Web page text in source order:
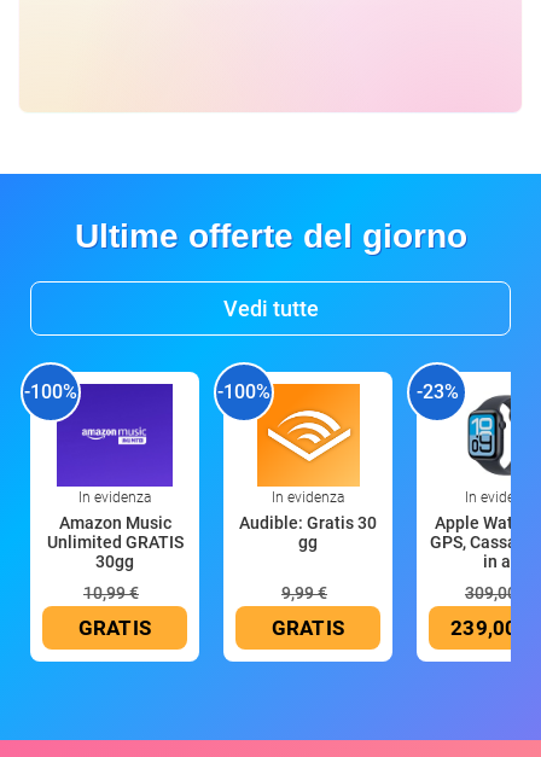
Ultime offerte del giorno
Vedi tutte
-100%
In evidenza
Amazon Music
Unlimited GRATIS
30gg
10,99 €
GRATIS
-100%
In evidenza
Audible: Gratis 30
gg
9,99 €
GRATIS
-23%
In evidenza
Apple Watch
GPS, Cassa
in all
309,00 €
239,00 €